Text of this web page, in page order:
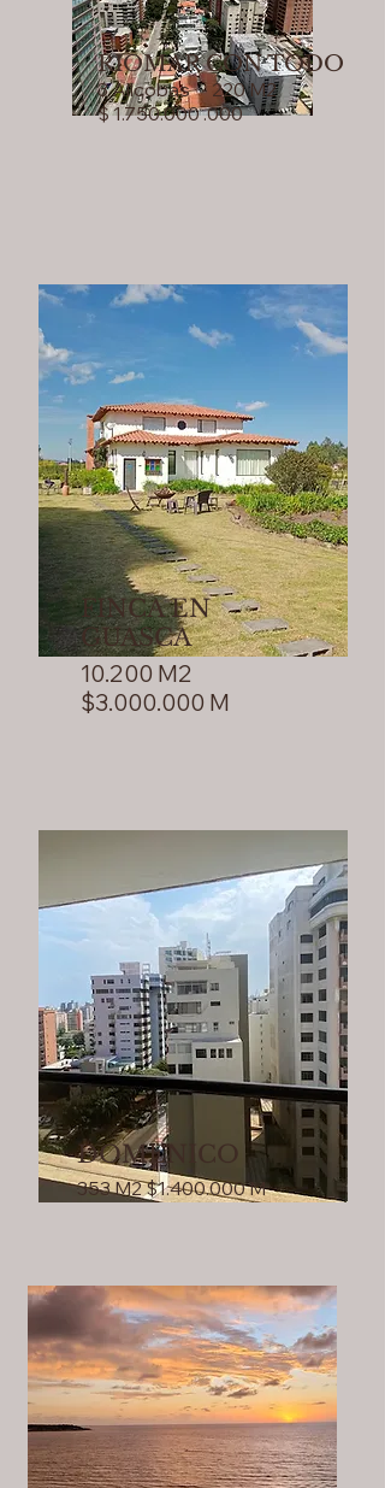
RIOMAR CON TODO
3 Allcobas - 220 M2
$ 1.750.000 .000
FINCA EN
GUASCA
10.200 M2
$3.000.000 M
DOMENICO
353 M2 $1.400.000 M